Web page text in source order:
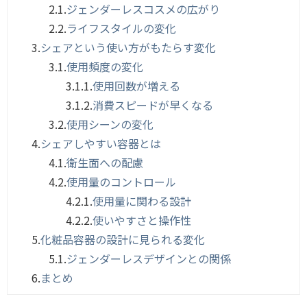
2.1.ジェンダーレスコスメの広がり
2.2.ライフスタイルの変化
3.シェアという使い方がもたらす変化
3.1.使用頻度の変化
3.1.1.使用回数が増える
3.1.2.消費スピードが早くなる
3.2.使用シーンの変化
4.シェアしやすい容器とは
4.1.衛生面への配慮
4.2.使用量のコントロール
4.2.1.使用量に関わる設計
4.2.2.使いやすさと操作性
5.化粧品容器の設計に見られる変化
5.1.ジェンダーレスデザインとの関係
6.まとめ